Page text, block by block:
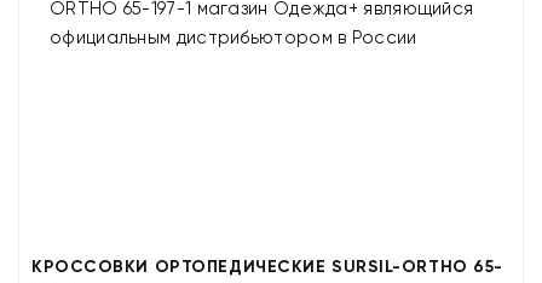
КРОССОВКИ ОРТОПЕДИЧЕСКИЕ SURSIL-ORTHO 65-